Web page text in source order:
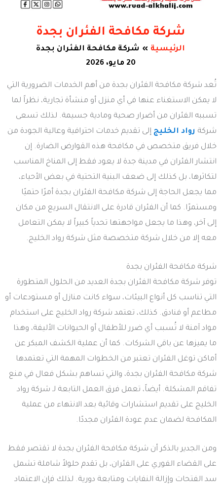
شركة مكافحة الفئران بجدة
الرئيسية
شركة مكافحة الفئران بجدة
20 مايو، 2026
تُعد شركة مكافحة الفئران بجدة من أهم الخدمات الضرورية التي
لا يمكن الاستغناء عنها في أي منزل أو منشأة تجارية، نظراً لما
تسببه الفئران من أضرار صحية ومادية جسيمة. لذلك تسعى
شركة رواد الخليج إلى تقديم خدمات احترافية وعالية الجودة من
خلال فريق متخصص في مكافحة هذه القوارض الضارة. إن
انتشار الفئران في مدينة جدة لا يعود فقط إلى المناخ المناسب
لتكاثرها، بل كذلك إلى ضعف البنية التحتية في بعض الأحياء،
مما يجعل الحاجة إلى شركة مكافحة الفئران بجدة أمرًا حتميًا
ومستمرًا. كما أن الفئران قادرة على الانتقال السريع من مكان
إلى آخر، وهذا ما يجعل مواجهتها تحدياً كبيراً لا يمكن التعامل
معه إلا من خلال شركة متخصصة مثل شركة رواد الخليج.
شركة مكافحة الفئران بجدة
توفر شركة مكافحة الفئران بجدة العديد من الحلول المتطورة
التي تناسب كل أنواع البيئات، سواء كانت منازل أو مستودعات أو
مطاعم أو فنادق. كذلك، تعتمد شركة رواد الخليج على استخدام
مواد آمنة لا تُسبب أي ضرر للأطفال أو الحيوانات الأليفة، وهذا
ما يميزها عن باقي الشركات. كما أن عملية الكشف المبكر عن
أماكن توغل الفئران تعتبر من الخطوات المهمة التي تعتمدها
شركة مكافحة الفئران بجدة، والتي تساهم بشكل فعال في منع
تفاقم المشكلة. أيضاً، تعمل فرق العمل التابعة لـ شركة رواد
الخليج على تقديم استشارات وقائية بعد الانتهاء من عملية
المكافحة لضمان عدم عودة الفئران مجددًا.
ومن الجدير بالذكر أن شركة مكافحة الفئران بجدة لا تقتصر فقط
على القضاء الفوري على الفئران، بل تقدم حلولاً شاملة تشمل
سد الفتحات وإزالة النفايات ومتابعة دورية. لذلك فإن الاعتماد